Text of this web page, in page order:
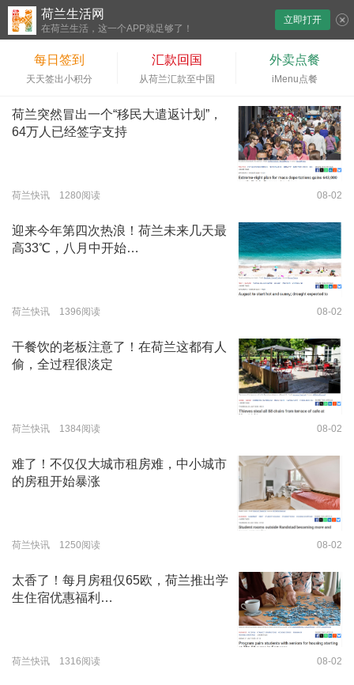
荷兰生活网
在荷兰生活，这一个APP就足够了！
立即打开
每日签到
天天签出小积分
汇款回国
从荷兰汇款至中国
外卖点餐
iMenu点餐
荷兰突然冒出一个“移民大遣返计划”，
64万人已经签字支持
荷兰快讯 1280阅读 08-02
迎来今年第四次热浪！荷兰未来几天最
高33℃，八月中开始…
荷兰快讯 1396阅读 08-02
干餐饮的老板注意了！在荷兰这都有人
偷，全过程很淡定
荷兰快讯 1384阅读 08-02
难了！不仅仅大城市租房难，中小城市
的房租开始暴涨
荷兰快讯 1250阅读 08-02
太香了！每月房租仅65欧，荷兰推出学
生住宿优惠福利…
荷兰快讯 1316阅读 08-02